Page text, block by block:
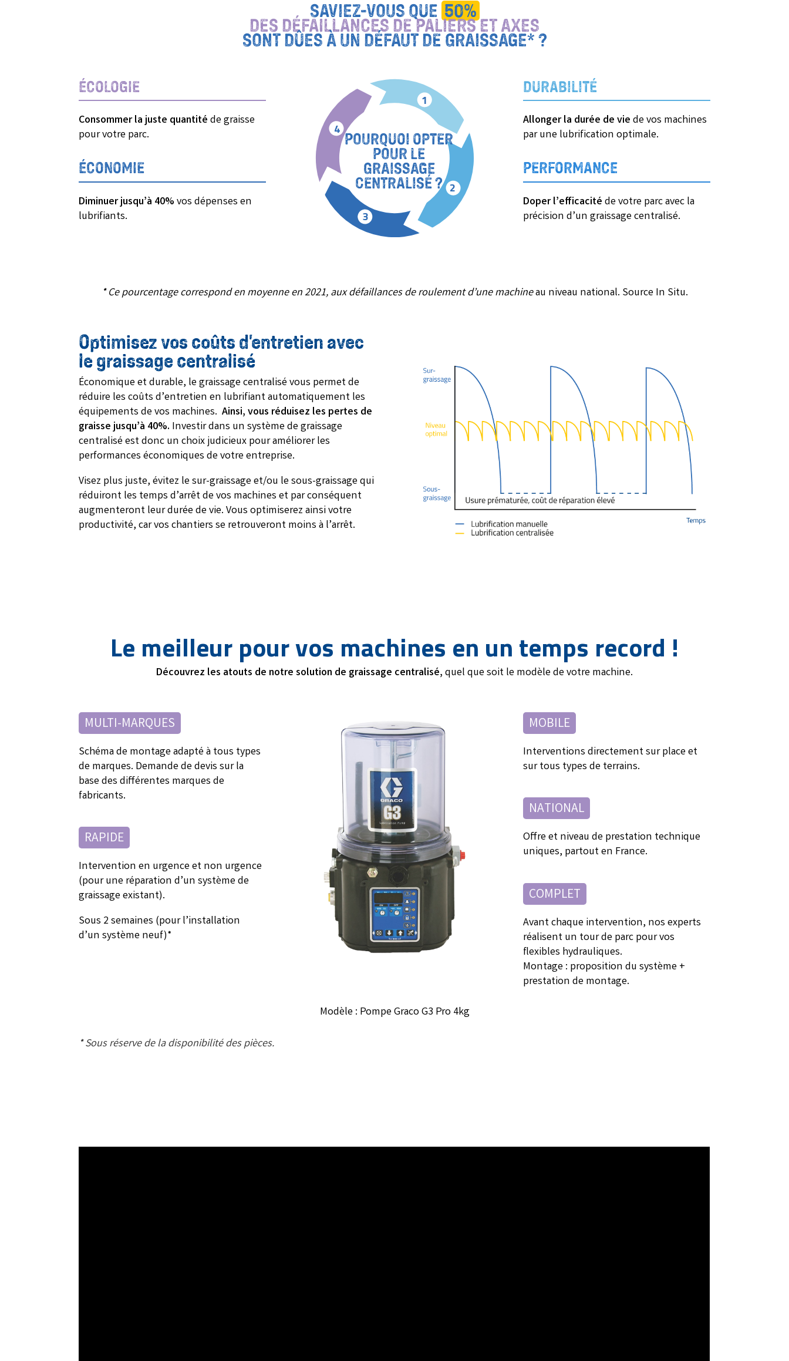
SAVIEZ-VOUS QUE 50%
DES DÉFAILLANCES DE PALIERS ET AXES
SONT DÛES À UN DÉFAUT DE GRAISSAGE* ?
ÉCOLOGIE
Consommer la juste quantité de graisse
pour votre parc.
ÉCONOMIE
Diminuer jusqu’à 40%vos dépenses en
lubrifiants.
1
2
3
4
POURQUOI OPTER
POUR LE
GRAISSAGE
CENTRALISÉ ?
DURABILITÉ
Allonger la durée de viede vos machines
par une lubrification optimale.
PERFORMANCE
Doper l’efficacitéde votre parc avec la
précision d’un graissage centralisé.
* Ce pourcentage correspond en moyenne en 2021, aux défaillances de roulement d’une machineau niveau national. Source In Situ.
Optimisez vos coûts d’entretien avec
le graissage centralisé
Économique et durable, le graissage centralisé vous permet de
réduire les coûts d’entretien en lubrifiant automatiquement les
équipements de vos machines. Ainsi, vous réduisez les pertes de
graisse jusqu’à 40%. Investir dans un système de graissage
centralisé est donc un choix judicieux pour améliorer les
performances économiques de votre entreprise.
Visez plus juste, évitez le sur-graissage et/ou le sous-graissage qui
réduiront les temps d’arrêt de vos machines et par conséquent
augmenteront leur durée de vie. Vous optimiserez ainsi votre
productivité, car vos chantiers se retrouveront moins à l’arrêt.
Le meilleur pour vos machines en un temps record !
Découvrez les atouts de notre solution de graissage centralisé,quel que soit le modèle de votre machine.
MULTI-MARQUES
Schéma de montage adapté à tous types
de marques. Demande de devis sur la
base des différentes marques de
fabricants.
RAPIDE
Intervention en urgence et non urgence
(pour une réparation d’un système de
graissage existant).
Sous 2 semaines (pour l’installation
d’un système neuf)*
MOBILE
Interventions directement sur place et
sur tous types de terrains.
NATIONAL
Offre et niveau de prestation technique
uniques, partout en France.
COMPLET
Avant chaque intervention, nos experts
réalisent un tour de parc pour vos
flexibles hydrauliques.
Montage : proposition du système +
prestation de montage.
Modèle : Pompe Graco G3 Pro 4kg
* Sous réserve de la disponibilité des pièces.